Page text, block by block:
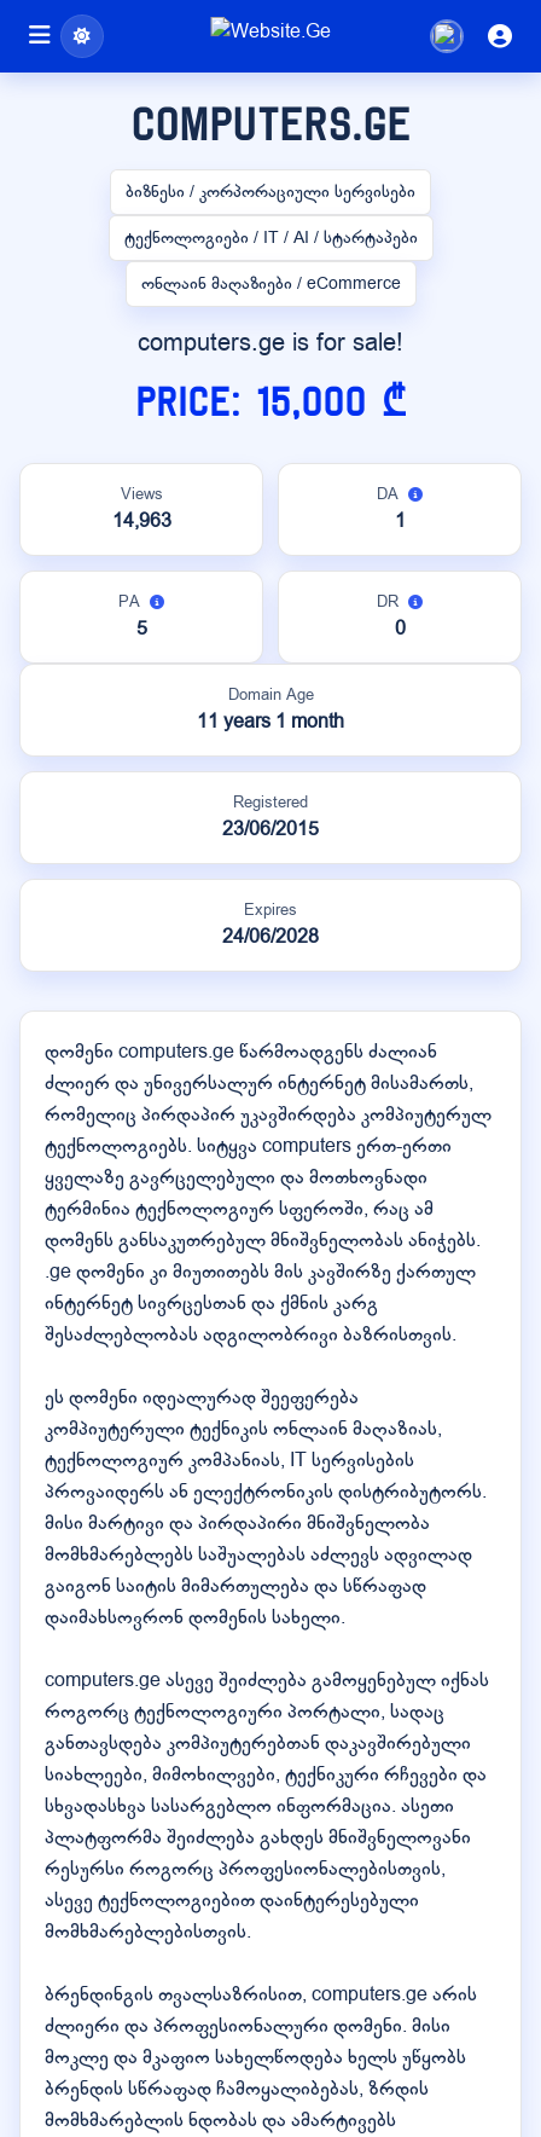
computers.ge
ბიზნესი / კორპორაციული სერვისები
ტექნოლოგიები / IT / AI / სტარტაპები
ონლაინ მაღაზიები / eCommerce
computers.ge is for sale!
Price: 15,000 ₾
Views
14,963
DA
1
PA
5
DR
0
Domain Age
11 years 1 month
Registered
23/06/2015
Expires
24/06/2028
დომენი computers.ge წარმოადგენს ძალიან
ძლიერ და უნივერსალურ ინტერნეტ მისამართს,
რომელიც პირდაპირ უკავშირდება კომპიუტერულ
ტექნოლოგიებს. სიტყვა computers ერთ-ერთი
ყველაზე გავრცელებული და მოთხოვნადი
ტერმინია ტექნოლოგიურ სფეროში, რაც ამ
დომენს განსაკუთრებულ მნიშვნელობას ანიჭებს.
.ge დომენი კი მიუთითებს მის კავშირზე ქართულ
ინტერნეტ სივრცესთან და ქმნის კარგ
შესაძლებლობას ადგილობრივი ბაზრისთვის.
ეს დომენი იდეალურად შეეფერება
კომპიუტერული ტექნიკის ონლაინ მაღაზიას,
ტექნოლოგიურ კომპანიას, IT სერვისების
პროვაიდერს ან ელექტრონიკის დისტრიბუტორს.
მისი მარტივი და პირდაპირი მნიშვნელობა
მომხმარებლებს საშუალებას აძლევს ადვილად
გაიგონ საიტის მიმართულება და სწრაფად
დაიმახსოვრონ დომენის სახელი.
computers.ge ასევე შეიძლება გამოყენებულ იქნას
როგორც ტექნოლოგიური პორტალი, სადაც
განთავსდება კომპიუტერებთან დაკავშირებული
სიახლეები, მიმოხილვები, ტექნიკური რჩევები და
სხვადასხვა სასარგებლო ინფორმაცია. ასეთი
პლატფორმა შეიძლება გახდეს მნიშვნელოვანი
რესურსი როგორც პროფესიონალებისთვის,
ასევე ტექნოლოგიებით დაინტერესებული
მომხმარებლებისთვის.
ბრენდინგის თვალსაზრისით, computers.ge არის
ძლიერი და პროფესიონალური დომენი. მისი
მოკლე და მკაფიო სახელწოდება ხელს უწყობს
ბრენდის სწრაფად ჩამოყალიბებას, ზრდის
მომხმარებლის ნდობას და ამარტივებს